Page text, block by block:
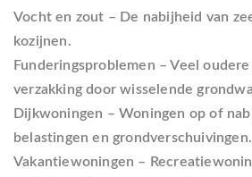
Vocht en zout – De nabijheid van
kozijnen.
Funderingsproblemen – Veel
verzakking door wisselende
Dijkwoningen – Woningen op of
belastingen en grondverschuivingen.
Vakantiewoningen –